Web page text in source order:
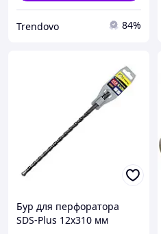
Trendovo 84%
Бур для перфоратора
SDS-Plus 12x310 мм